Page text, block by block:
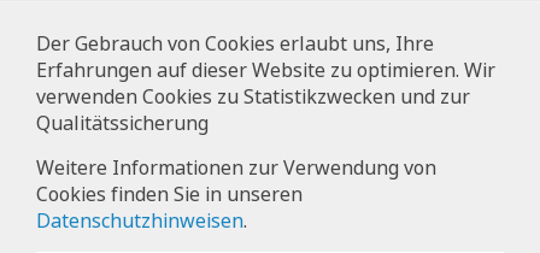
+49 2841 911-0,www.moers-frischeprodukte.de
Impressum
Datenschutz
Der Gebrauch von Cookies erlaubt uns, Ihre
Erfahrungen auf dieser Website zu optimieren. Wir
verwenden Cookies zu Statistikzwecken und zur
Qualitätssicherung
Weitere Informationen zur Verwendung von
Cookies finden Sie in unseren
Datenschutzhinweisen.